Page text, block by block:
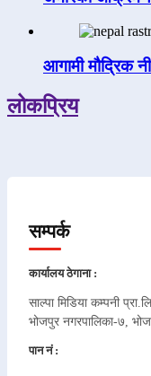
आगामी मौद्रिक
लोकप्रिय
सम्पर्क
कार्यालय ठेगाना :
साल्पा मिडिया कम्पनी
भोजपुर नगरपालिका-७,
पान नं :